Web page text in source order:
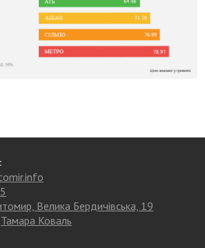
Велика Бердичівська, 19
Тамара Коваль